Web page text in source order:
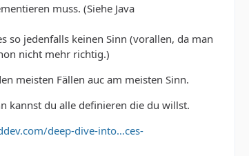
muss. (Siehe Java
so jedenfalls keinen Sinn (vorallen, da man
nicht mehr richtig.)
meisten Fällen auc am meisten Sinn.
kannst du alle definieren die du willst.
deep-dive-into…ces-